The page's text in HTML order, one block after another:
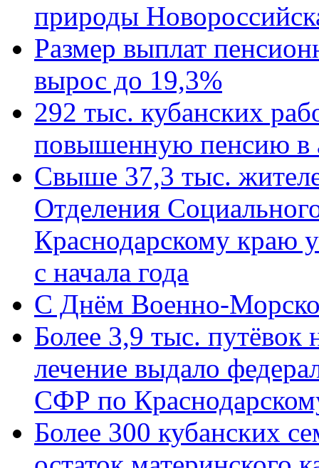
природы
Размер выплат
вырос до 19,3%
292 тыс. кубанских
повышенную пенсию в
Свыше 37,3 тыс.
Отделения
Краснодарскому краю
с начала года
C Днём Военно-
Более 3,9 тыс. путёвок
лечение выдало
СФР по
Более 300 кубанских